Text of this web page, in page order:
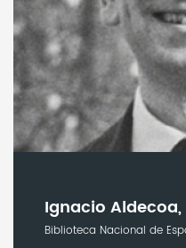
Ignacio
Biblioteca Nacional de